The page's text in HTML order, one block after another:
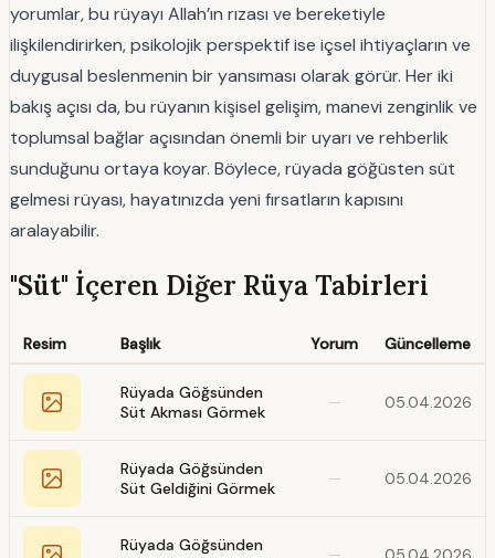
yorumlar, bu rüyayı Allah’ın rızası ve bereketiyle
ilişkilendirirken, psikolojik perspektif ise içsel ihtiyaçların ve
duygusal beslenmenin bir yansıması olarak görür. Her iki
bakış açısı da, bu rüyanın kişisel gelişim, manevi zenginlik ve
toplumsal bağlar açısından önemli bir uyarı ve rehberlik
sunduğunu ortaya koyar. Böylece, rüyada göğüsten süt
gelmesi rüyası, hayatınızda yeni fırsatların kapısını
aralayabilir.
"Süt" İçeren Diğer Rüya Tabirleri
Resim Başlık Yorum Güncelleme
Rüyada Göğsünden
Süt Akması Görmek
— 05.04.2026
Rüyada Göğsünden
Süt Geldiğini Görmek
— 05.04.2026
Rüyada Göğsünden